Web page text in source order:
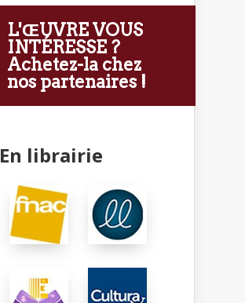
L'ŒUVRE VOUS
INTÉRESSE ?
Achetez-la chez
nos partenaires !
En librairie